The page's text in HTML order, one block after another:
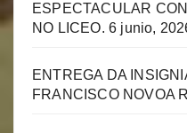
ESPECTACULAR
NO LICEO. 6 junio,
ENTREGA DA
FRANCISCO NOVOA